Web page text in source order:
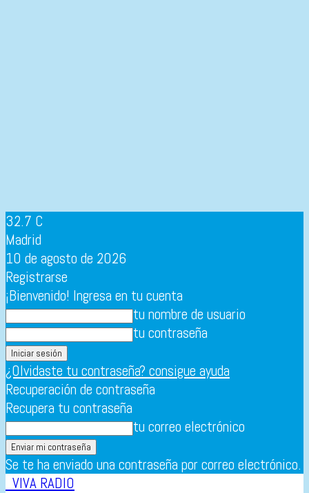
32.7 C
Madrid
10 de agosto de 2026
Registrarse
¡Bienvenido! Ingresa en tu cuenta
tu nombre de usuario
tu contraseña
¿Olvidaste tu contraseña? consigue ayuda
Recuperación de contraseña
Recupera tu contraseña
tu correo electrónico
Se te ha enviado una contraseña por correo electrónico.
VIVA RADIO